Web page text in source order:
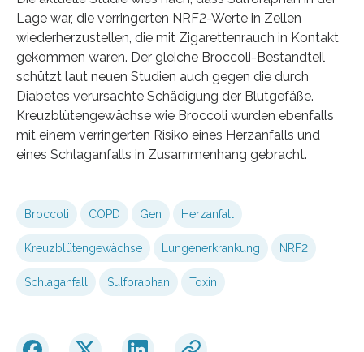
Lage war, die verringerten NRF2-Werte in Zellen
wiederherzustellen, die mit Zigarettenrauch in Kontakt
gekommen waren. Der gleiche Broccoli-Bestandteil
schützt laut neuen Studien auch gegen die durch
Diabetes verursachte Schädigung der Blutgefäße.
Kreuzblütengewächse wie Broccoli wurden ebenfalls
mit einem verringerten Risiko eines Herzanfalls und
eines Schlaganfalls in Zusammenhang gebracht.
Broccoli COPD Gen Herzanfall
Kreuzblütengewächse Lungenerkrankung NRF2
Schlaganfall Sulforaphan Toxin